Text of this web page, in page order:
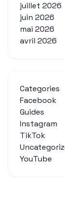
juillet 2026
juin 2026
mai 2026
avril 2026
Categories
Facebook
Guides
Instagram
TikTok
YouTube